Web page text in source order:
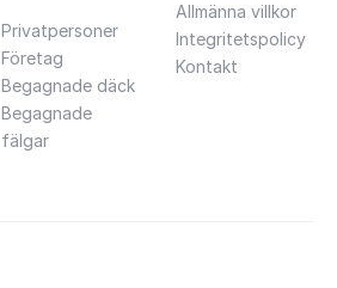
Privatpersoner
Företag
Begagnade däck
Begagnade
fälgar
Allmänna villkor
Integritetspolicy
Kontakt